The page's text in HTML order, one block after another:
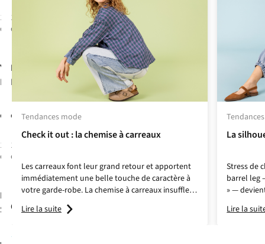
1
couleur
disponible
1
disponible
Yas
Lee
€59,99
1
couleur
disponible
Ichi
Mimsia
€59,95
1
disponible
NumphT-
Shirt Rixie
ObjectPantalon lisa
Tendances mode
Check it out : la chemise à carreaux
Les carreaux font leur grand retour et apportent
immédiatement une belle touche de caractère à
votre garde-robe. La chemise à carreaux insuffle
cool-girl
du quotidien. Boutonnez-la soigneusement sur
Lire la suite
La
Stress de
barrel leg
» —
bouffante,
Lire la